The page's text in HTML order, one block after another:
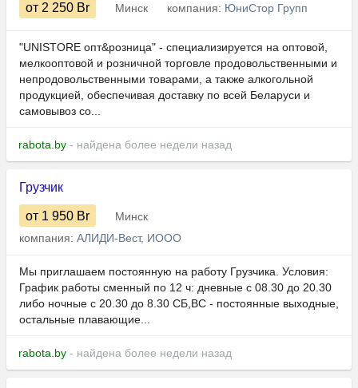
от 2 250 Br Минск компания: ЮниСтор Групп
"UNISTORE опт&розница" - специализируется на оптовой,
мелкооптовой и розничной торговле продовольственными и
непродовольственными товарами, а также алкогольной
продукцией, обеспечивая доставку по всей Беларуси и
самовывоз со...
rabota.by - найдена более недели назад
Грузчик
от 1 950 Br
Минск
компания: АЛИДИ-Вест, ИООО
Мы приглашаем постоянную на работу Грузчика. Условия:
График работы сменный по 12 ч: дневные с 08.30 до 20.30
либо ночные с 20.30 до 8.30 СБ,ВС - постоянные выходные,
остальные плавающие...
rabota.by - найдена более недели назад